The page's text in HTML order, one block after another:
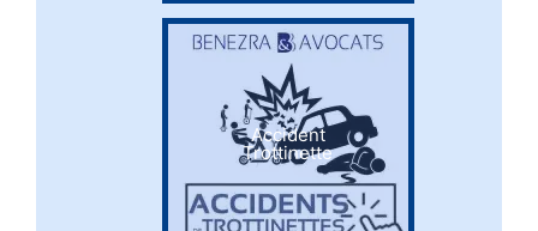
Accident
Trottinette